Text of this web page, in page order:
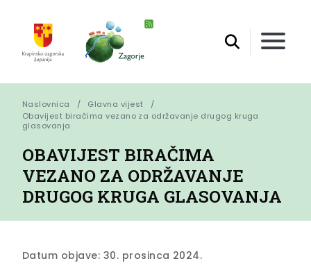
Naslovnica
Glavna vijest
Obavijest biračima vezano za održavanje drugog kruga
glasovanja
OBAVIJEST BIRAČIMA
VEZANO ZA ODRŽAVANJE
DRUGOG KRUGA GLASOVANJA
Datum objave: 30. prosinca 2024.